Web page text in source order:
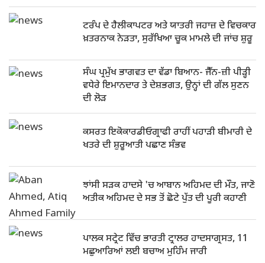
ਟਰੰਪ ਦੇ ਹੈਲੀਕਾਪਟਰ ਅਤੇ ਯਾਤਰੀ ਜਹਾਜ਼ ਦੇ ਵਿਚਕਾਰ
ਖ਼ਤਰਨਾਕ ਨੇੜਤਾ, ਸੁਰੱਖਿਆ ਚੂਕ ਮਾਮਲੇ ਦੀ ਜਾਂਚ ਸ਼ੁਰੂ
ਸੰਘ ਪ੍ਰਮੁੱਖ ਭਾਗਵਤ ਦਾ ਵੱਡਾ ਬਿਆਨ- ਜੈੱਨ-ਜ਼ੀ ਪੀੜ੍ਹੀ
ਵਧੇਰੇ ਇਮਾਨਦਾਰ ਤੇ ਦੇਸ਼ਭਗਤ, ਉਨ੍ਹਾਂ ਦੀ ਗੱਲ ਸੁਣਨ
ਦੀ ਲੋੜ
ਕਸਰਤ ਇਕੋਕਾਰਡੀਓਗ੍ਰਾਫੀ ਰਾਹੀਂ ਪਹਾੜੀ ਬੀਮਾਰੀ ਦੇ
ਖਤਰੇ ਦੀ ਸ਼ੁਰੂਆਤੀ ਪਛਾਣ ਸੰਭਵ
ਝਾਂਸੀ ਸੜਕ ਹਾਦਸੇ 'ਚ ਆਬਾਨ ਅਹਿਮਦ ਦੀ ਮੌਤ, ਜਾਣੋ
ਅਤੀਕ ਅਹਿਮਦ ਦੇ ਸਭ ਤੋਂ ਛੋਟੇ ਪੁੱਤ ਦੀ ਪੂਰੀ ਕਹਾਣੀ
ਪਾਲਕ ਸਟ੍ਰੇਟ ਵਿੱਚ ਭਾਰਤੀ ਟ੍ਰਾਲਰ ਹਾਦਸਾਗ੍ਰਸਤ, 11
ਮਛੁਆਰਿਆਂ ਲਈ ਬਚਾਅ ਮੁਹਿੰਮ ਜਾਰੀ